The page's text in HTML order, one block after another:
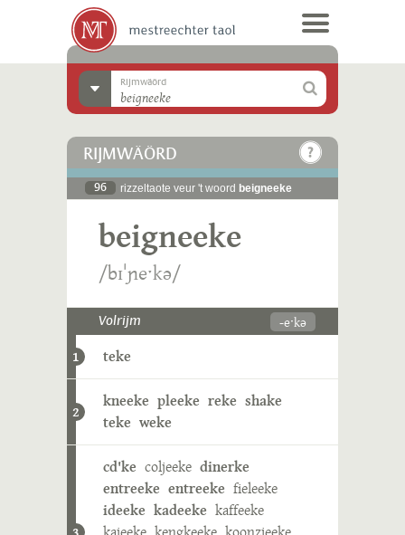
Rijmwäörd
RIJMWÄÖRD
96 rizzeltaote veur 't woord beigneeke
beigneeke
/bɪˈɲeˑkə/
Volrijm -eˑkə
1 teke
2
kneeke pleeke reke shake
teke weke
cd'ke coljeeke dinerke
entreeke entreeke fieleeke
ideeke kadeeke kaffeeke